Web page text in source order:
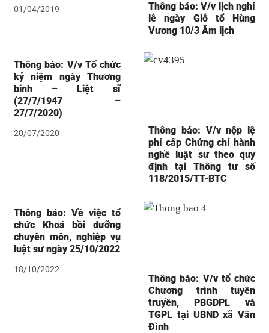
01/04/2019
Thông báo: V/v lịch nghỉ
lễ ngày Giỗ tổ Hùng
Vương 10/3 Âm lịch
Thông báo: V/v Tổ chức
kỷ niệm ngày Thương
binh – Liệt sĩ
(27/7/1947 –
27/7/2020)
20/07/2020
Thông báo: V/v nộp lệ
phí cấp Chứng chỉ hành
nghề luật sư theo quy
định tại Thông tư số
118/2015/TT-BTC
Thông báo: Về việc tổ
chức Khoá bồi dưỡng
chuyên môn, nghiệp vụ
luật sư ngày 25/10/2022
18/10/2022
Thông báo: V/v tổ chức
Chương trình tuyên
truyền, PBGDPL và
TGPL tại UBND xã Vân
Đình